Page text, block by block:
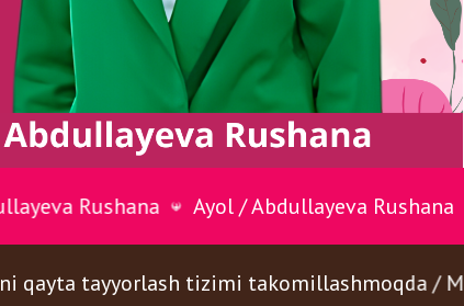
Ayol / Abdullayeva Rushana Ayol /
tizimi takomillashmoqda /
marketing faqat bitta segmentga
darajasini oshirish va brend